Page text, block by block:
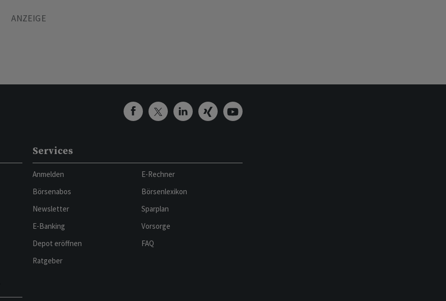
Services
Anmelden
Börsenabos
Newsletter
E-Banking
Depot eröffnen
Ratgeber
E-Rechner
Börsenlexikon
Sparplan
Vorsorge
FAQ